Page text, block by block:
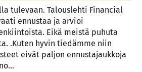
tulevaan. Talouslehti Financial
ennustaa ja arvioi
Eikä meistä puhuta
.Kuten hyvin tiedämme niin
eivät paljon ennustajaukkoja